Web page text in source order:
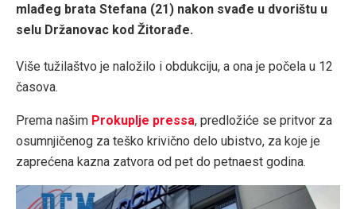
mlađeg brata Stefana (21) nakon svađe u dvorištu u
selu Držanovac kod Žitorađe.
Više tužilaštvo je naložilo i obdukciju, a ona je počela u 12
časova.
Prema našim Prokuplje pressa, predložiće se pritvor za
osumnjičenog za teško krivično delo ubistvo, za koje je
zaprećena kazna zatvora od pet do petnaest godina.